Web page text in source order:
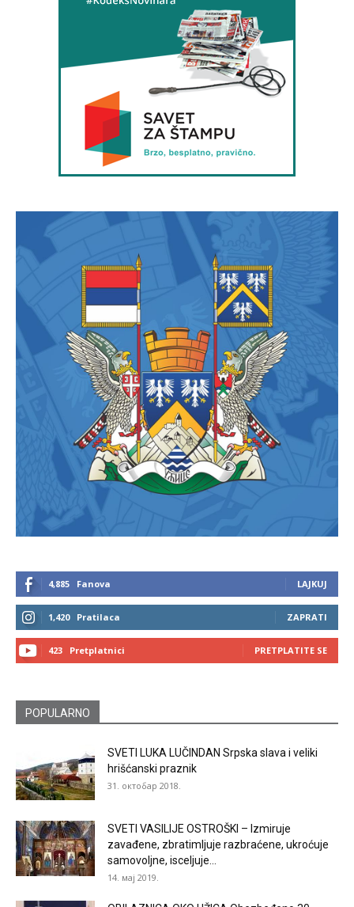
4,885 Fanova LAJKUJ
1,420 Pratilaca ZAPRATI
423 Pretplatnici PRETPLATITE SE
POPULARNO
SVETI LUKA LUČINDAN Srpska slava i veliki
hrišćanski praznik
31. октобар 2018.
SVETI VASILIJE OSTROŠKI – Izmiruje
zavađene, zbratimljuje razbraćene, ukroćuje
samovoljne, isceljuje...
14. мај 2019.